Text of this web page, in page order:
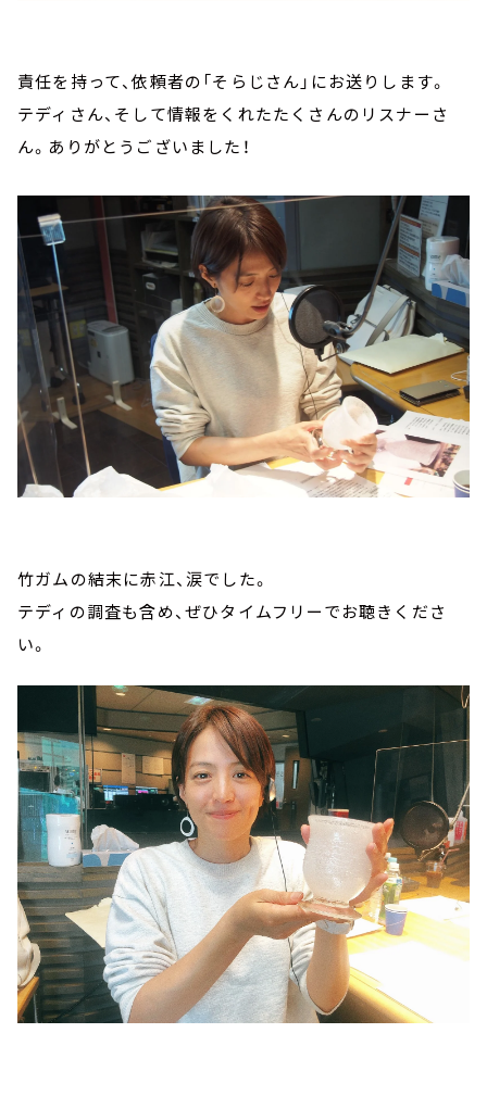
責任を持って、依頼者の「そらじさん」にお送りします。
テディさん、そして情報をくれたたくさんのリスナーさ
ん。ありがとうございました！
竹ガムの結末に赤江、涙でした。
テディの調査も含め、ぜひタイムフリーでお聴きくださ
い。